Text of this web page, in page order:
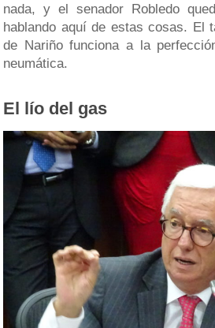
nada, y el senador Robledo
hablando aquí de estas cosas. El
de Nariño funciona a la
neumática.
El lío del gas